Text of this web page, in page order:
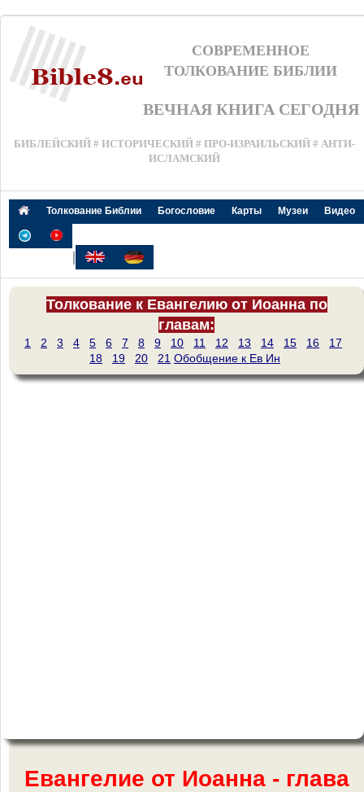
СОВРЕМЕННОЕ
ТОЛКОВАНИЕ БИБЛИИ
ВЕЧНАЯ КНИГА СЕГОДНЯ
БИБЛЕЙСКИЙ # ИСТОРИЧЕСКИЙ # ПРО-ИЗРАИЛЬСКИЙ # АНТИ-
ИСЛАМСКИЙ
Толкование Библии Богословие Карты Музеи Видео
|
Толкование к Евангелию от Иоанна по
главам:
1 2 3 4 5 6 7 8 9 10 11 12 13 14 15 16
17
18
19 20 21 Обобщение к Ев Ин
Евангелие от Иоанна - глава